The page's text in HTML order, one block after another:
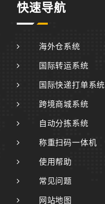
快速导航
海外仓系统
国际转运系统
国际快递打单系统
跨境商城系统
自动分拣系统
称重扫码一体机
使用帮助
常见问题
网站地图